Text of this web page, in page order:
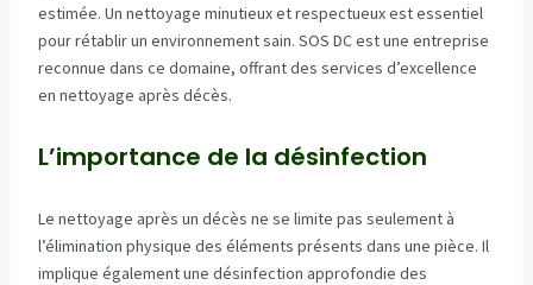
estimée. Un nettoyage minutieux et respectueux est essentiel
pour rétablir un environnement sain. SOS DC est une entreprise
reconnue dans ce domaine, offrant des services d’excellence
en nettoyage après décès.
L’importance de la désinfection
Le nettoyage après un décès ne se limite pas seulement à
l’élimination physique des éléments présents dans une pièce. Il
implique également une désinfection approfondie des